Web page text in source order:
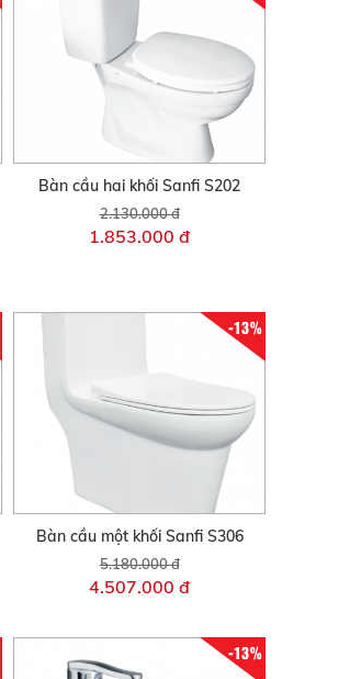
Bàn cầu hai khối Sanfi S202
2.130.000 đ
1.853.000 đ
-13%
Bàn cầu một khối Sanfi S306
5.180.000 đ
4.507.000 đ
-13%